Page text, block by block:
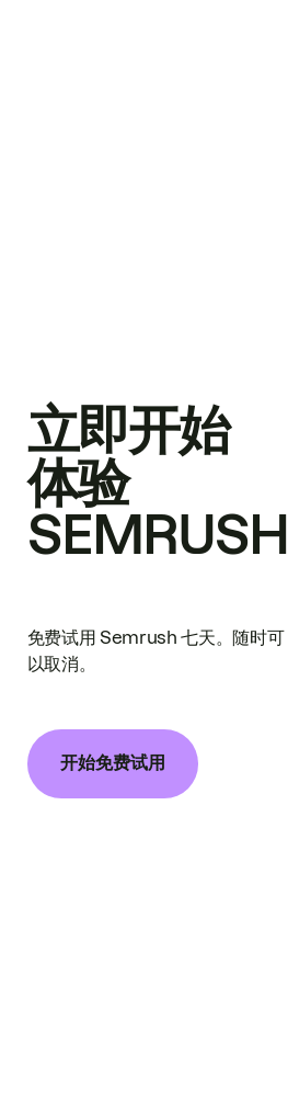
立即开始
体验
SEMRUSH
免费试用 Semrush 七天。随时可
以取消。
开始免费试用